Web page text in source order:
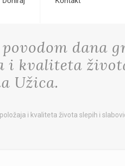
dana
i kvaliteta
Užica.
i kvaliteta života slepih i